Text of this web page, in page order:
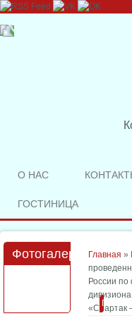
О НАС
ГОСТИНИЦА
Вы
Главная »
России по
«Спартак
Фотогалерея